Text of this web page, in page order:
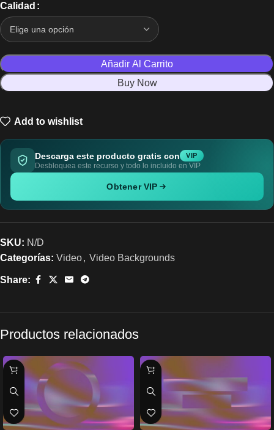
Calidad
Añadir Al Carrito
Buy Now
Add to wishlist
Descarga este producto gratis con VIP
Desbloquea este recurso y todo lo incluido en VIP
Obtener VIP
SKU: N/D
Categorías: Video, Video Backgrounds
Share:
Productos relacionados